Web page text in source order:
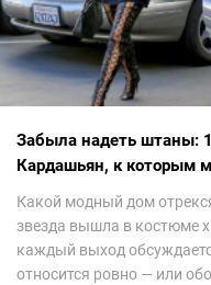
Забыла надеть штаны:
Кардашьян, к которым
Какой модный дом
звезда вышла в костюме
каждый выход
относится ровно — или